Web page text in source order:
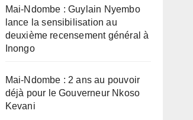
Mai-Ndombe : Guylain Nyembo
lance la sensibilisation au
deuxième recensement général à
Inongo
Mai-Ndombe : 2 ans au pouvoir
déjà pour le Gouverneur Nkoso
Kevani